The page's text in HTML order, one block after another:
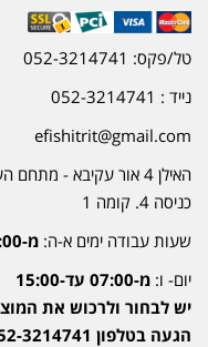
טל/פקס: 052-3214741
נייד : 052-3214741
efishitrit@gmail.com
כניסה 4. קומה 1
שעות עבודה ימים א-ה: מ-07:00 עד-20:00
יום- ו: מ-07:00 עד-15:00
יש לבחור ולרכוש את
הגעה בטלפון 052-3214741